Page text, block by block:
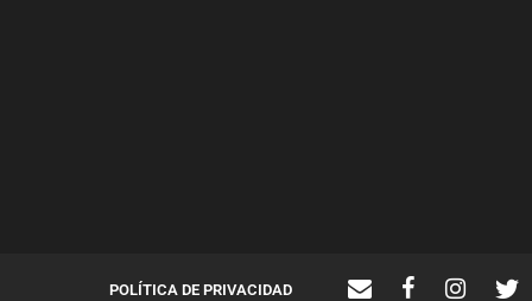
POLÍTICA DE PRIVACIDAD